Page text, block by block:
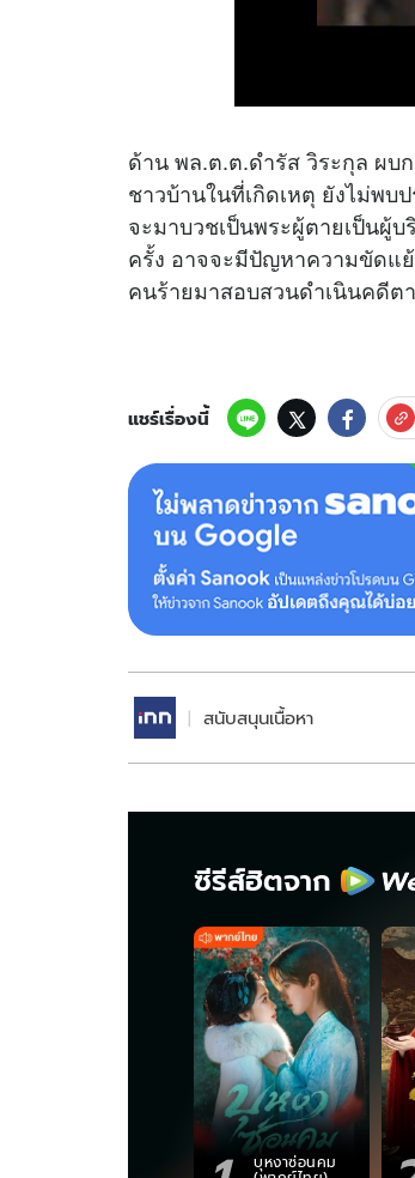
ด้าน พล.ต.ต.ดำรัส วิระกุล ผบ
ชาวบ้านในที่เกิดเหตุ ยังไม่พบ
จะมาบวชเป็นพระผู้ตายเป็นผู้
ครั้ง อาจจะมีปัญหาความขัดแย้
คนร้ายมาสอบสวนดำเนินคดีต
แชร์เรื่องนี้
สนับสนุนเนื้อหา
ซีรีส์ฮิตจาก
บุหงาซ่อนคม